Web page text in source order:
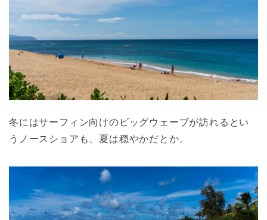
冬にはサーフィン向けのビッグウェーブが訪れるとい
うノースショアも、夏は穏やかだとか。